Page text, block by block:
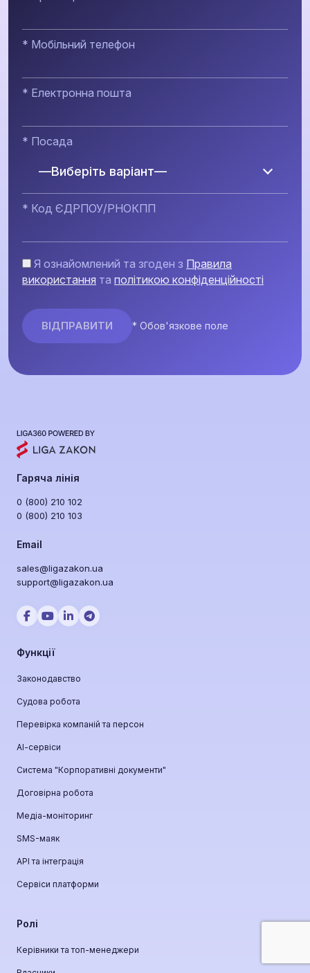
* Мобільний телефон
* Електронна пошта
* Посада
—Виберіть варіант—
* Код ЄДРПОУ/РНОКПП
Я ознайомлений та згоден з Правила
використання та політикою конфіденційності
* Обов'язкове поле
Гаряча лінія
0 (800) 210 102
0 (800) 210 103
Email
sales@ligazakon.ua
support@ligazakon.ua
Функції
Законодавство
Судова робота
Перевірка компаній та персон
АІ-сервіси
Система "Корпоративні документи"
Договірна робота
Медіа-моніторинг
SMS-маяк
API та інтеграція
Сервіси платформи
Ролі
Керівники та топ-менеджери